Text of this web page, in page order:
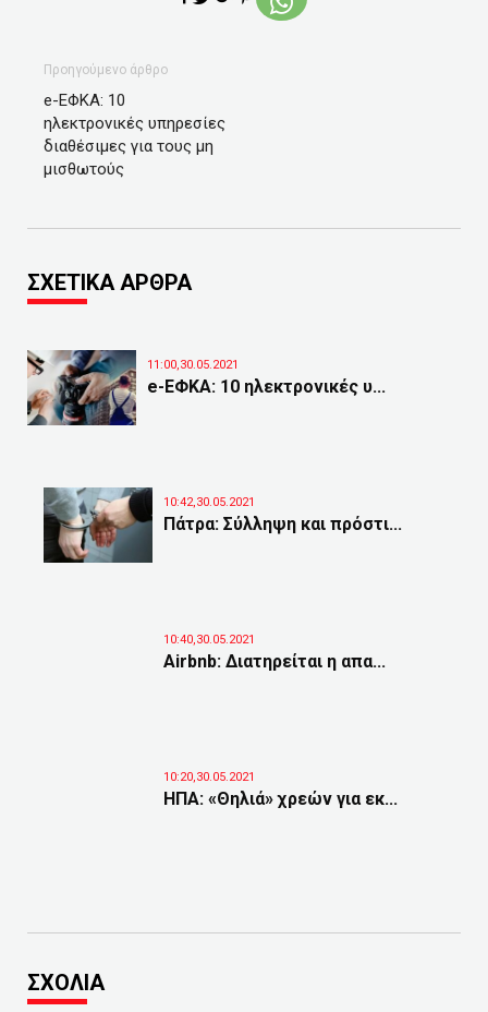
Προηγούμενο άρθρο
e-ΕΦΚΑ: 10
ηλεκτρονικές υπηρεσίες
διαθέσιμες για τους μη
μισθωτούς
ΣΧΕΤΙΚΑ ΑΡΘΡΑ
11:00,30.05.2021
e-ΕΦΚΑ: 10 ηλεκτρονικές υ...
10:42,30.05.2021
Πάτρα: Σύλληψη και πρόστι...
10:40,30.05.2021
Airbnb: Διατηρείται η απα...
10:20,30.05.2021
ΗΠΑ: «Θηλιά» χρεών για εκ...
ΣΧΟΛΙΑ